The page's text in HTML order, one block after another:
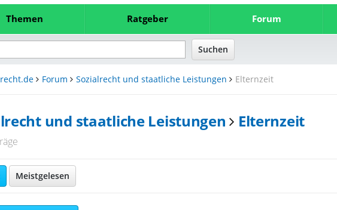
Themen Ratgeber Forum
Forum Sozialrecht und staatliche Leistungen Elternzeit
und staatliche Leistungen Elternzeit
Meistgelesen